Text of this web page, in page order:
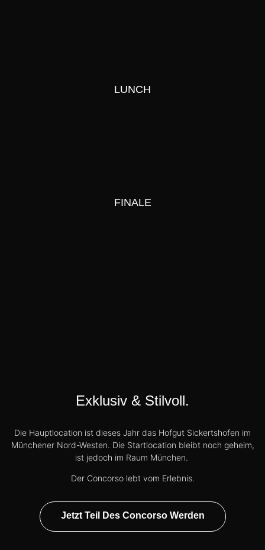
LUNCH
FINALE
Exklusiv & Stilvoll.
Die Hauptlocation ist dieses Jahr das Hofgut Sickertshofen im
Münchener Nord-Westen. Die Startlocation bleibt noch geheim,
ist jedoch im Raum München.
Der Concorso lebt vom Erlebnis.
Jetzt Teil Des Concorso Werden